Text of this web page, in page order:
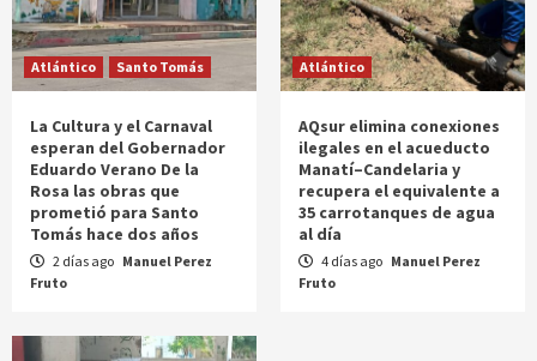
Atlántico Santo Tomás
La Cultura y el Carnaval
esperan del Gobernador
Eduardo Verano De la
Rosa las obras que
prometió para Santo
Tomás hace dos años
2 días ago Manuel Perez
Fruto
Atlántico
AQsur elimina conexiones
ilegales en el acueducto
Manatí–Candelaria y
recupera el equivalente a
35 carrotanques de agua
al día
4 días ago Manuel Perez
Fruto